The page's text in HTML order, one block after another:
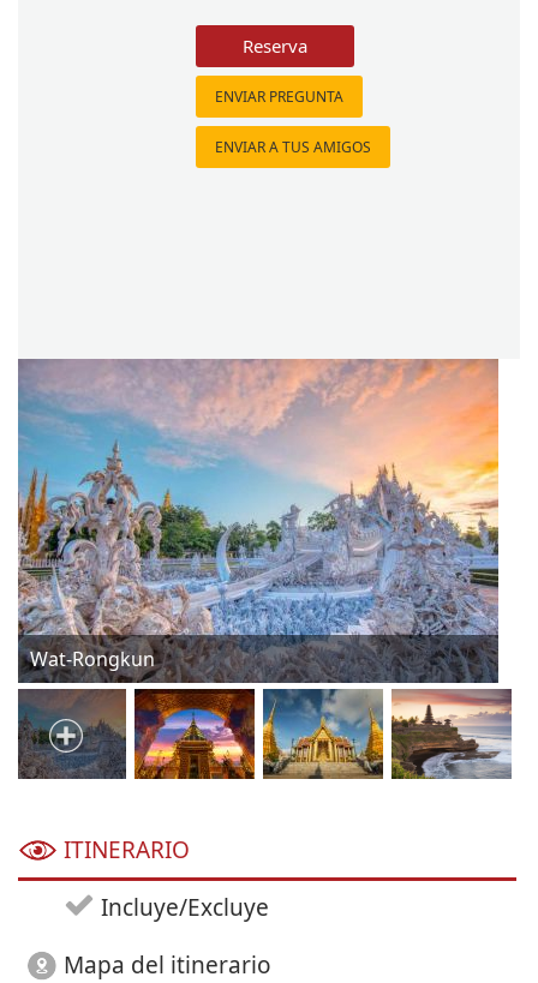
Reserva
ENVIAR PREGUNTA
ENVIAR A TUS AMIGOS
Wat-Rongkun
ITINERARIO
Incluye/Excluye
Mapa del itinerario